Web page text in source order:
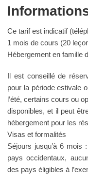
Ce tarif est indicatif
1 mois de cours (20
Hébergement en famille
Il est conseillé de
pour la période estivale
l’été, certains cours ou
disponibles, et il peut
hébergement pour les
Visas et formalités
Séjours jusqu’à 6 mois
pays occidentaux,
des pays éligibles à